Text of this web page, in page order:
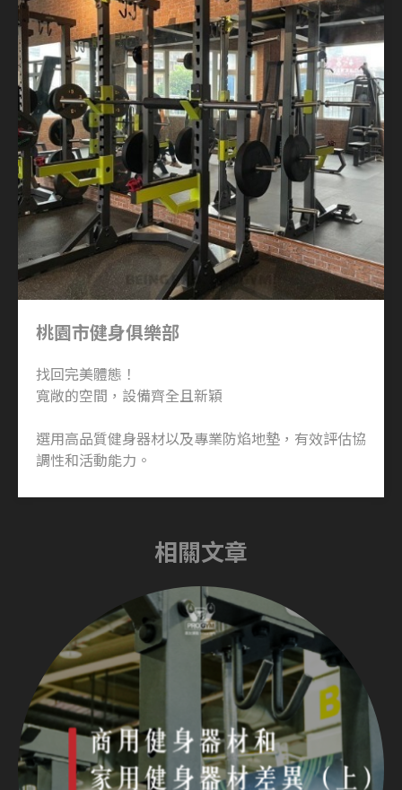
桃園市健身俱樂部
找回完美體態！
寬敞的空間，設備齊全且新穎
選用高品質健身器材以及專業防焰地墊，有效評估協
調性和活動能力。
相關文章